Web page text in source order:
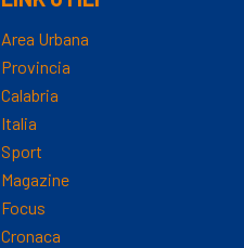
Area Urbana
Provincia
Calabria
Italia
Sport
Magazine
Focus
Cronaca